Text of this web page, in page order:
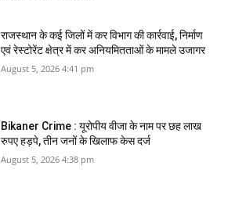
राजस्‍थान के कई जिलों में कर विभाग की कार्रवाई, निर्माण
एवं रेस्टोरेंट क्षेत्र में कर अनियमितताओं के मामले उजागर
August 5, 2026 4:41 pm
Bikaner Crime : यूरोपीय वीजा के नाम पर छह लाख
रुपए हड़पे, तीन जनों के खिलाफ केस दर्ज
August 5, 2026 4:38 pm